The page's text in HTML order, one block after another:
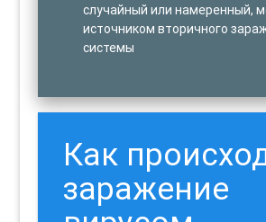
случайный или намеренный,
источником вторичного
системы
Как
заражение